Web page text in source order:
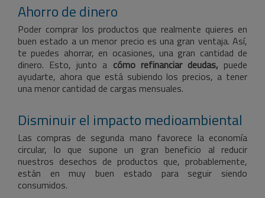
Ahorro de dinero
Poder comprar los productos que realmente quieres en
buen estado a un menor precio es una gran ventaja. Así,
te puedes ahorrar, en ocasiones, una gran cantidad de
dinero. Esto, junto a cómo refinanciar deudas, puede
ayudarte, ahora que está subiendo los precios, a tener
una menor cantidad de cargas mensuales.
Disminuir el impacto medioambiental
Las compras de segunda mano favorece la economía
circular, lo que supone un gran beneficio al reducir
nuestros desechos de productos que, probablemente,
están en muy buen estado para seguir siendo
consumidos.